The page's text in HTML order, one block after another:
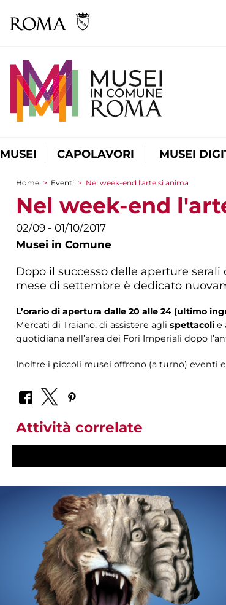
MUSEI CAPOLAVORI MUSEI
Tu sei qui
Home > Eventi > Nel week-end l'arte si anima
Nel week-end
02/09 - 01/10/2017
Musei in Comune
Dopo il successo delle aperture
mese di settembre è dedicato
L’orario di apertura dalle 20 alle 24 (ultimo
Mercati di Traiano, di assistere agli spettacoli e
quotidiana nell’area dei Fori Imperiali dopo
Inoltre i piccoli musei offrono (a turno) eventi
Attività correlate